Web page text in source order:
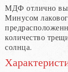
МДФ отлично
Минусом
количество
солнца.